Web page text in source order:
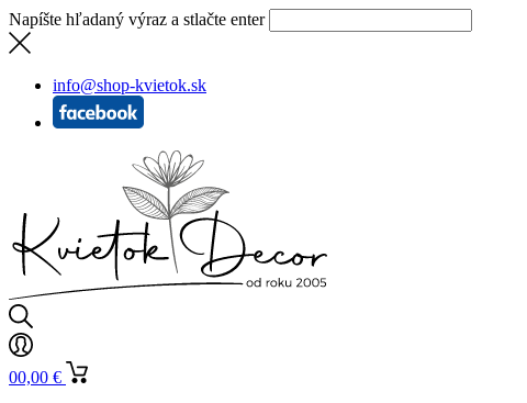
Napíšte hľadaný výraz a stlačte enter
info@shop-kvietok.sk
00,00 €